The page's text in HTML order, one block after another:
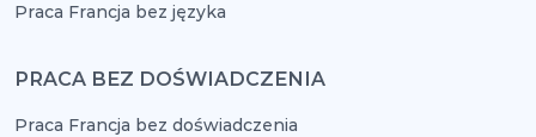
Praca Francja bez języka
PRACA BEZ DOŚWIADCZENIA
Praca Francja bez doświadczenia